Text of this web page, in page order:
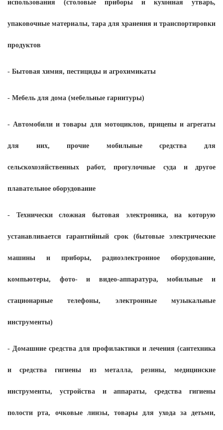
использования (столовые приборы и кухонная утварь,
упаковочные материалы, тара для хранения и транспортировки
продуктов
- Бытовая химия, пестициды и агрохимикаты
- Мебель для дома (мебельные гарнитуры)
- Автомобили и товары для мотоциклов, прицепы и агрегаты
для них, прочие мобильные средства для
сельскохозяйственных работ, прогулочные суда и другое
плавательное оборудование
- Технически сложная бытовая электроника, на которую
устанавливается гарантийный срок (бытовые электрические
машины и приборы, радиоэлектронное оборудование,
компьютеры, фото- и видео-аппаратура, мобильные и
стационарные телефоны, электронные музыкальные
инструменты)
- Домашние средства для профилактики и лечения (сантехника
и средства гигиены из металла, резины, медицинские
инструменты, устройства и аппараты, средства гигиены
полости рта, очковые линзы, товары для ухода за детьми,